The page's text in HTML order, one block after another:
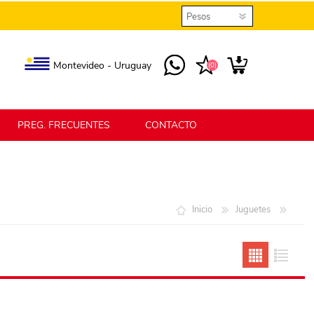
Montevideo - Uruguay (0)
PREG. FRECUENTES CONTACTO
Inicio Juguetes